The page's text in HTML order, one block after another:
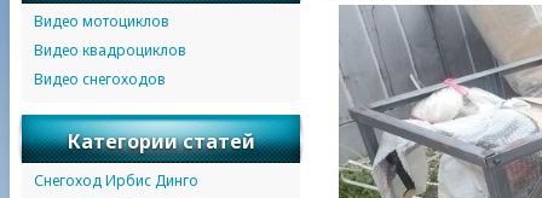
Видео мотоциклов
Видео квадроциклов
Видео снегоходов
Категории статей
Снегоход Ирбис Динго